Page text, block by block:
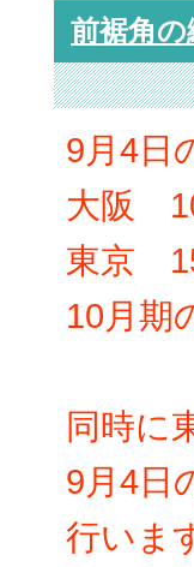
前裾角
9月4日
大阪
東京
10月期
同時に
9月4日
行いま